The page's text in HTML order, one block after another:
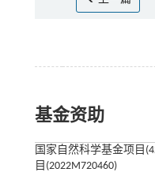
基金资助
国家自然科学基金项目
目(2022M720460)